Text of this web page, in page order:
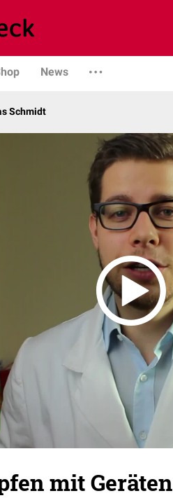
News
Schmidt
mit Geräten